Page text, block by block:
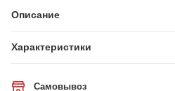
Описание
Характеристики
Самовывоз